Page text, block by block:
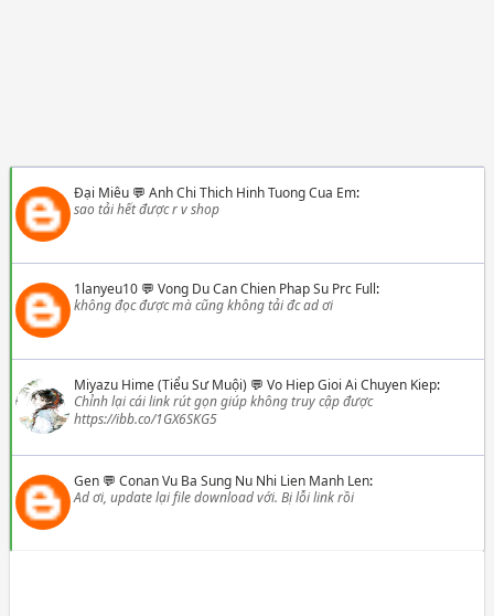
Đại Miêu💬 Anh Chi Thich Hinh Tuong Cua Em:
sao tải hết được r v shop
1lanyeu10💬 Vong Du Can Chien Phap Su Prc Full:
không đọc được mà cũng không tải đc ad ơi
Miyazu Hime (Tiểu Sư Muội) 💬 Vo Hiep Gioi Ai Chuyen Kiep:
Chỉnh lại cái link rút gọn giúp không truy cập được
https://ibb.co/1GX6SKG5
Gen💬 Conan Vu Ba Sung Nu Nhi Lien Manh Len:
Ad ơi, update lại file download với. Bị lỗi link rồi